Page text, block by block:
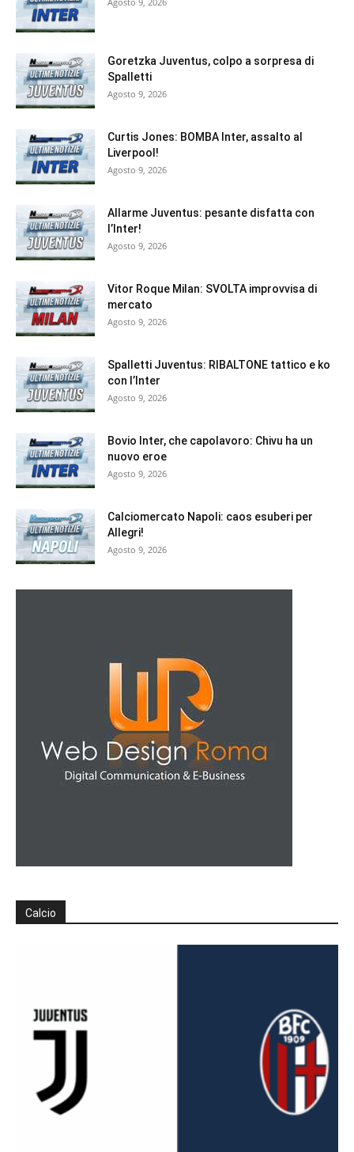
Goretzka Juventus, colpo a sorpresa di
Spalletti
Agosto 9, 2026
Curtis Jones: BOMBA Inter, assalto al
Liverpool!
Agosto 9, 2026
Allarme Juventus: pesante disfatta con
l’Inter!
Agosto 9, 2026
Vitor Roque Milan: SVOLTA improvvisa di
mercato
Agosto 9, 2026
Spalletti Juventus: RIBALTONE tattico e ko
con l’Inter
Agosto 9, 2026
Bovio Inter, che capolavoro: Chivu ha un
nuovo eroe
Agosto 9, 2026
Calciomercato Napoli: caos esuberi per
Allegri!
Agosto 9, 2026
Calcio